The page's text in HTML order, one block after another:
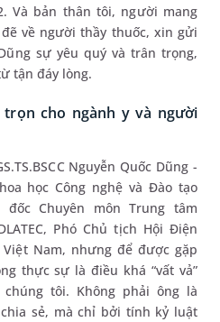
Và bản thân tôi, người mang
về người thầy thuốc, xin gửi
sự yêu quý và trân trọng,
tận đáy lòng.
cho ngành y và người
Nguyễn Quốc Dũng -
học Công nghệ và Đào tạo
đốc Chuyên môn Trung tâm
Phó Chủ tịch Hội Điện
Nam, nhưng để được gặp
thực sự là điều khá “vất vả”
tôi. Không phải ông là
sẻ, mà chỉ bởi tính kỷ luật